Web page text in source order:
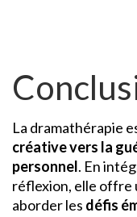
La dramathérapie
créative vers la
personnel. En
réflexion, elle offre
aborder les défis